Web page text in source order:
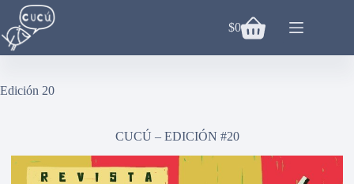
Saltar
contenido
Carro
$0
Edición 20
CUCÚ – EDICIÓN #20